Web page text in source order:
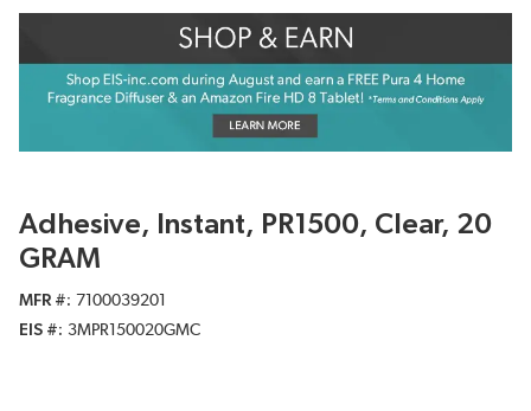
Adhesive, Instant, PR1500, Clear, 20
GRAM
MFR #
7100039201
EIS #
3MPR150020GMC